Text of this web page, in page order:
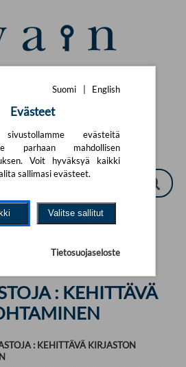
Avain
: KEHITTÄVÄ
: KEHITTÄVÄ KIRJASTON
Suomi English
Evästeet
evästeitä
parhaan mahdollisen
Voit hyväksyä kaikki
sallimasi evästeet.
Valitse sallitut
Tietosuojaseloste